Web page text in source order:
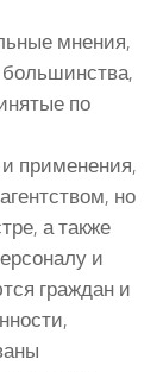
мнения,
по
и применения,
но
а также
и
граждан и